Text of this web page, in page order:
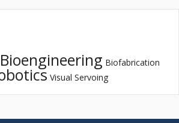
Bioengineering Biofabrication
Visual Servoing